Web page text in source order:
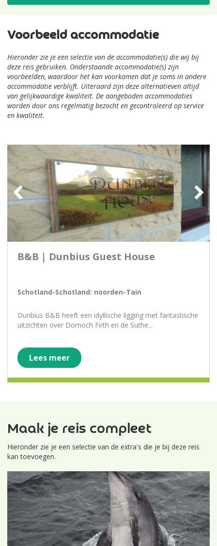
Voorbeeld accommodatie
Hieronder zie je een selectie van de accommodatie(s) die wij bij
deze reis gebruiken. Onderstaande accommodatie(s) zijn
voorbeelden, waardoor het kan voorkomen dat je soms in andere
accommodatie verblijft. Uiteraard zijn deze alternatieven altijd
van gelijkwaardige kwaliteit. De aangeboden accommodaties
worden door ons regelmatig bezocht en gecontroleerd op service
en kwaliteit.
B&B | Dunbius Guest House
Schotland-Schotland: noorden-Tain
Dunbius B&B heeft een idyllische ligging met fantastische
uitzichten over Dornoch Firth en de Suthe...
Lees meer
Maak je reis compleet
Hieronder zie je een selectie van de extra's die je bij deze reis
kan toevoegen.